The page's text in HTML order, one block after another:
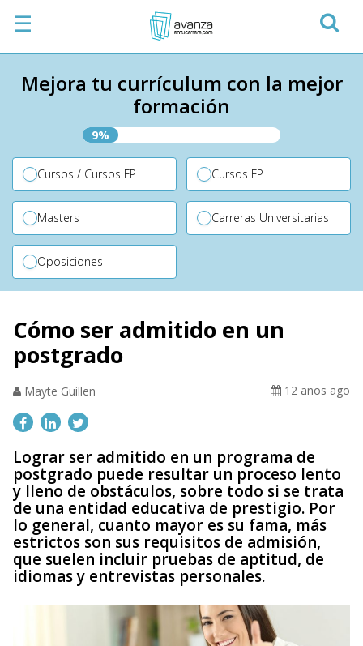
☰
Mejora tu currículum con la mejor
formación
9%
Cursos / Cursos FP Cursos FP
Masters Carreras Universitarias
Oposiciones
Cómo ser admitido en un
postgrado
Mayte Guillen 12 años ago
Lograr ser admitido en un programa de
postgrado puede resultar un proceso lento
y lleno de obstáculos, sobre todo si se trata
de una entidad educativa de prestigio. Por
lo general, cuanto mayor es su fama, más
estrictos son sus requisitos de admisión,
que suelen incluir pruebas de aptitud, de
idiomas y entrevistas personales.